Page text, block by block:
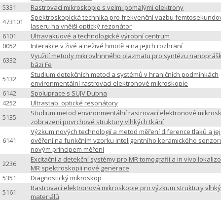
5331
Rastrovací mikroskopie s velmi pomalými elektrony
473101
Spektroskopická technika pro frekvenční vazbu
laseru na vnější optický rezonátor
6101
Ultravakuové a technologické výrobní centrum
0052
Interakce v živé a neživé hmotě a na jejich rozhraní
6332
Využití metody mikrovlnnného plazmatu pro syntézu
bázi Fe
5132
Studium detekčních metod a systémů v hraničních podmínkách
environmentální rastrovací elektronové mikroskopie
6142
Spoluprace s SUJV Dubna
4252
Ultrastab. optické resonátory
5135
Studium metod environmentální rastrovací elektronové
zobrazení povrchové struktury vlhkých tkání
6141
Výzkum nových technologií a metod měření diference tlaků a
ověření na funkčním vzorku inteligentního keramického
novým principem měření
2236
Excitační a detekční systémy pro MR tomografii a in vivo
MR spektroskopii nové generace
5351
Diagnostický mikroskop
5161
Rastrovací elektronová mikroskopie pro výzkum struktury
materiálů